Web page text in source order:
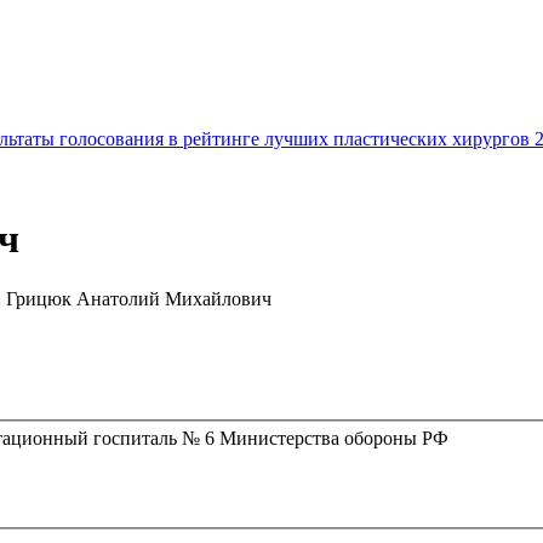
голосования в рейтинге лучших пластических хирургов
Анатолий Михайлович
госпиталь № 6 Министерства обороны РФ